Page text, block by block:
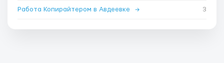
Работа Копирайтером в Авдеевке → 3